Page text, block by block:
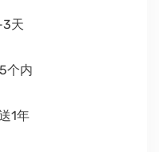
3天
个内
1年